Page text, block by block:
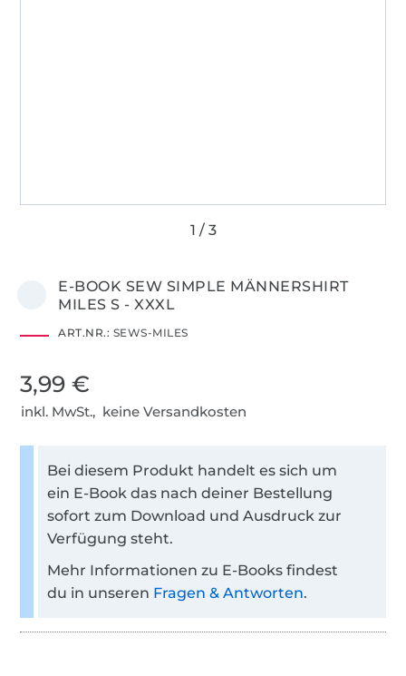
E-BOOK SEW SIMPLE MÄNNERSHIRT
MILES S - XXXL
ART.NR.: SEWS-MILES
3,99 €
inkl. MwSt., keine Versandkosten
Bei diesem Produkt handelt es sich um
ein E-Book das nach deiner Bestellung
sofort zum Download und Ausdruck zur
Verfügung steht.
Mehr Informationen zu E-Books findest
du in unseren Fragen & Antworten.